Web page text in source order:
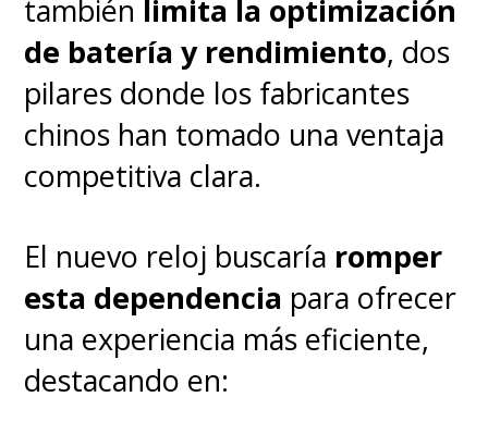
también limita la optimización
de batería y rendimiento, dos
pilares donde los fabricantes
chinos han tomado una ventaja
competitiva clara.
El nuevo reloj buscaría romper
esta dependencia para ofrecer
una experiencia más eficiente,
destacando en: